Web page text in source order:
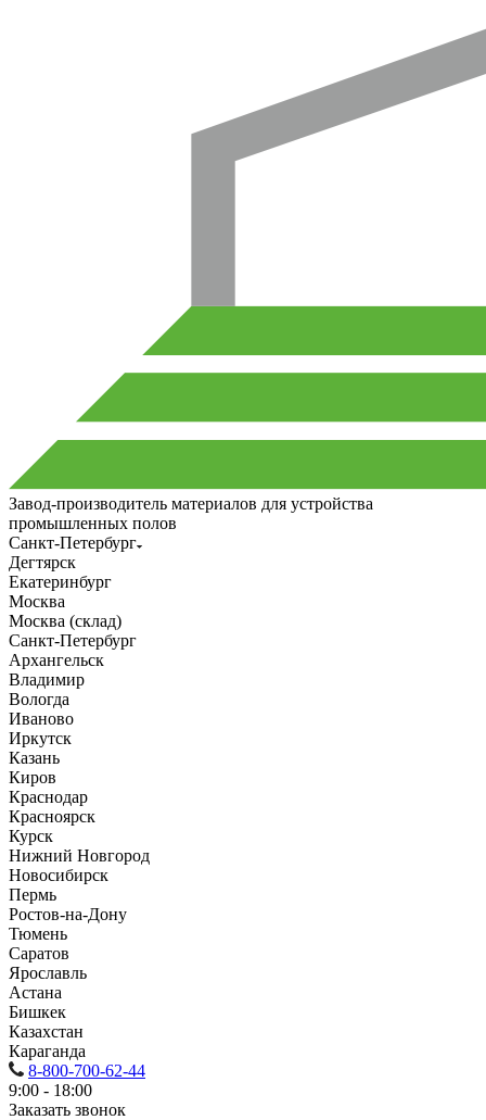
Завод-производитель материалов для устройства
промышленных полов
Санкт-Петербург
Дегтярск
Екатеринбург
Москва
Москва (склад)
Санкт-Петербург
Архангельск
Владимир
Вологда
Иваново
Иркутск
Казань
Киров
Краснодар
Красноярск
Курск
Нижний Новгород
Новосибирск
Пермь
Ростов-на-Дону
Тюмень
Саратов
Ярославль
Астана
Бишкек
Казахстан
Караганда
8-800-700-62-44
9:00 - 18:00
Заказать звонок